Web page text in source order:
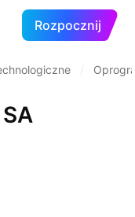
Rozpocznij